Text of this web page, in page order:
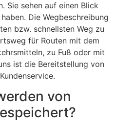
Sie sehen auf einen Blick
Die Wegbeschreibung
bzw. schnellsten Weg zu
für Routen mit dem
zu Fuß oder mit
ist die Bereitstellung von
von